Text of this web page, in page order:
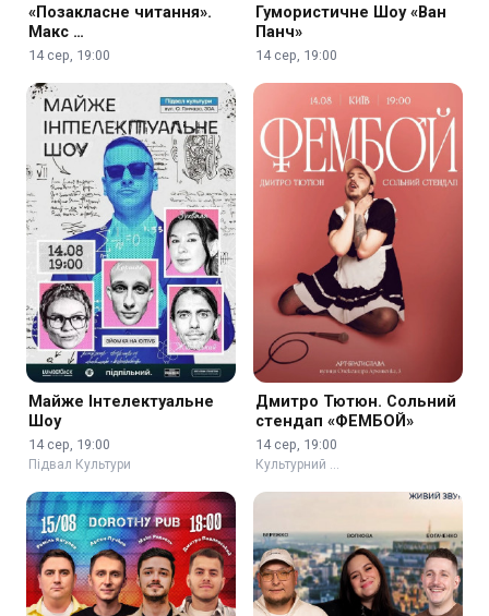
«Позакласне читання».
Макс …
14 сер, 19:00
Гумористичне Шоу «Ван
Панч»
14 сер, 19:00
Майже Інтелектуальне
Шоу
14 сер, 19:00
Підвал Культури
Дмитро Тютюн. Сольний
стендап «ФЕМБОЙ»
14 сер, 19:00
Культурний …